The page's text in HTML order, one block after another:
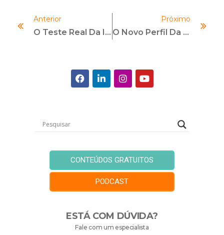
Anterior
O Teste Real Da Integridade: Por Que Sua Cultura É Definida Pelo Pior Comportamento Que Você Tolera?
Próximo
O Novo Perfil Da Liderança Corporativa: Por Que Comunicação E Inovação Se Tornaram Competências Essenciais
CONTEÚDOS GRATUITOS
PODCAST
ESTÁ COM DÚVIDA?
Fale com um especialista